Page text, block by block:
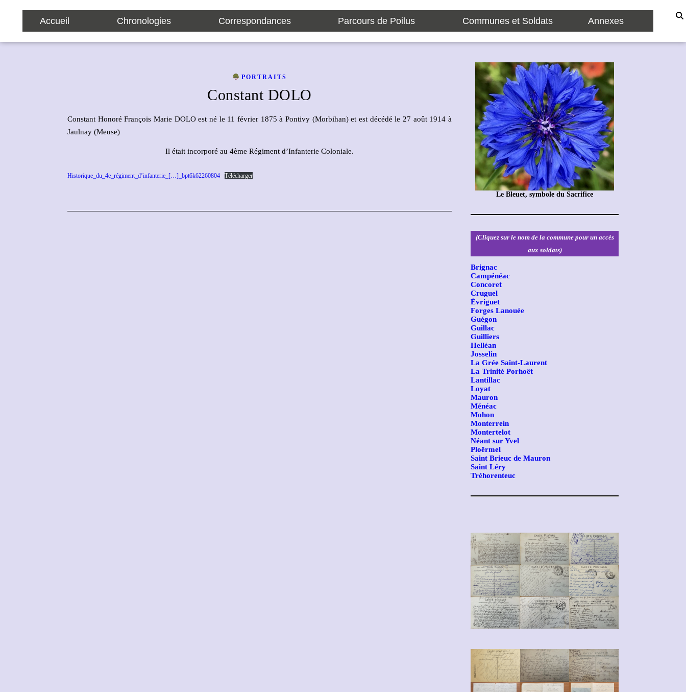
Accueil Chronologies Correspondances Parcours de Poilus Communes et Soldats Annexes
PORTRAITS
Constant DOLO
Constant Honoré François Marie DOLO est né le 11 février 1875 à Pontivy (Morbihan) et est décédé le 27 août 1914 à
Jaulnay (Meuse)
Il était incorporé au 4ème Régiment d’Infanterie Coloniale.
Historique_du_4e_régiment_d’infanterie_[…]_bpt6k62260804 Télécharger
Le Bleuet, symbole du Sacrifice
(Cliquez sur le nom de la commune pour un accès
aux soldats)
Brignac
Campénéac
Concoret
Cruguel
Évriguet
Forges Lanouée
Guégon
Guillac
Guilliers
Helléan
Josselin
La Grée Saint-Laurent
La Trinité Porhoët
Lantillac
Loyat
Mauron
Ménéac
Mohon
Monterrein
Montertelot
Néant sur Yvel
Ploërmel
Saint Brieuc de Mauron
Saint Léry
Tréhorenteuc